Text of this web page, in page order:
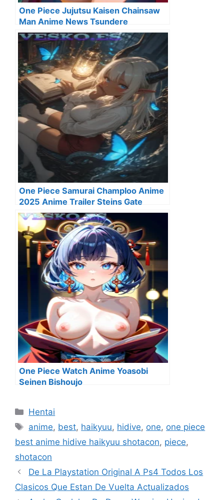
One Piece Jujutsu Kaisen Chainsaw
Man Anime News Tsundere
One Piece Samurai Champloo Anime
2025 Anime Trailer Steins Gate
One Piece Watch Anime Yoasobi
Seinen Bishoujo
Categorías
Hentai
Etiquetas
anime, best, haikyuu, hidive, one, one piece
best anime hidive haikyuu shotacon, piece,
shotacon
De La Playstation Original A Ps4 Todos Los
Clasicos Que Estan De Vuelta Actualizados